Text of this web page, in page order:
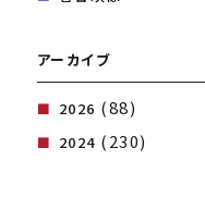
アーカイブ
2026 (88)
2024 (230)